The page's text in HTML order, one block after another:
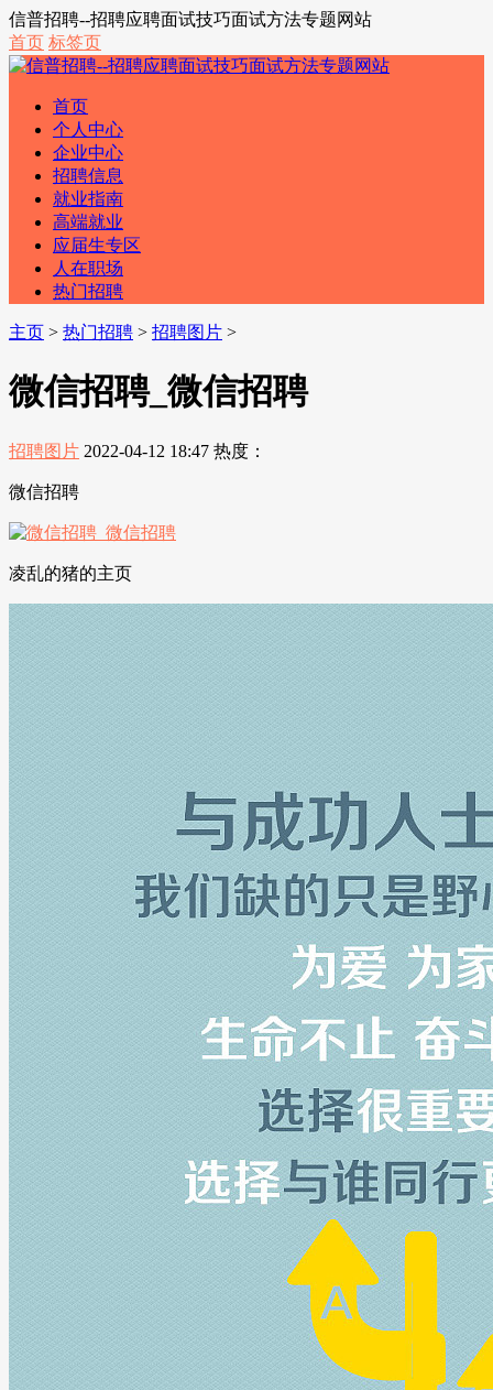
信普招聘--招聘应聘面试技巧面试方法专题网站
首页 标签页
首页
个人中心
企业中心
招聘信息
就业指南
高端就业
应届生专区
人在职场
热门招聘
主页 > 热门招聘 > 招聘图片 >
微信招聘_微信招聘
招聘图片 2022-04-12 18:47 热度：
微信招聘
凌乱的猪的主页